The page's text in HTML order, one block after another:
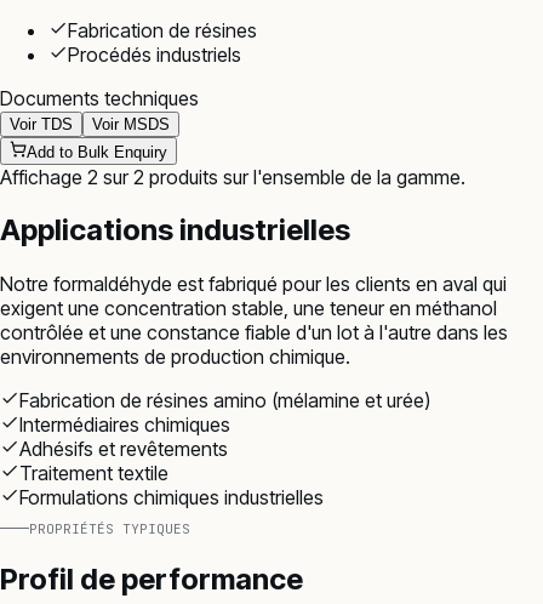
Fabrication de résines
Procédés industriels
Documents techniques
Voir TDS
Voir MSDS
Add to Bulk Enquiry
Affichage 2 sur 2 produits sur l'ensemble de la gamme.
Applications industrielles
Notre formaldéhyde est fabriqué pour les clients en aval qui
exigent une concentration stable, une teneur en méthanol
contrôlée et une constance fiable d'un lot à l'autre dans les
environnements de production chimique.
Fabrication de résines amino (mélamine et urée)
Intermédiaires chimiques
Adhésifs et revêtements
Traitement textile
Formulations chimiques industrielles
PROPRIÉTÉS TYPIQUES
Profil de performance